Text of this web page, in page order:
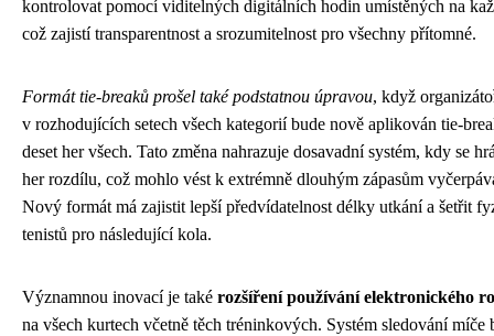
kontrolovat pomocí viditelných digitálních hodin umístěných na
což zajistí transparentnost a srozumitelnost pro všechny přítomné.
Formát tie-breaků prošel také podstatnou úpravou, když
v rozhodujících setech všech kategorií bude nově aplikován tie-
deset her všech. Tato změna nahrazuje dosavadní systém, kdy se
her rozdílu, což mohlo vést k extrémně dlouhým zápasům
Nový formát má zajistit lepší předvídatelnost délky utkání a šetřit
tenistů pro následující kola.
Významnou inovací je také rozšíření používání elektronického
na všech kurtech včetně těch tréninkových. Systém sledování míče